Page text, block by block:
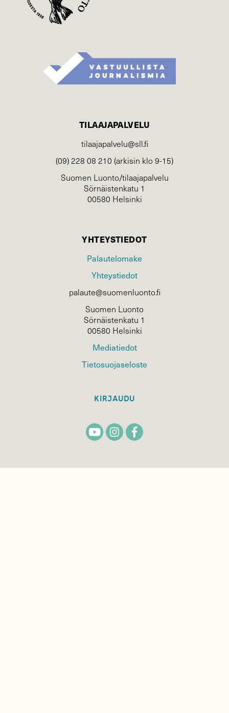
TILAAJAPALVELU
tilaajapalvelu@sll.fi
(09) 228 08 210 (arkisin klo 9-15)
Suomen Luonto/tilaajapalvelu
Sörnäistenkatu 1
00580 Helsinki
YHTEYSTIEDOT
Palautelomake
Yhteystiedot
palaute@suomenluonto.fi
Suomen Luonto
Sörnäistenkatu 1
00580 Helsinki
Mediatiedot
Tietosuojaseloste
KIRJAUDU